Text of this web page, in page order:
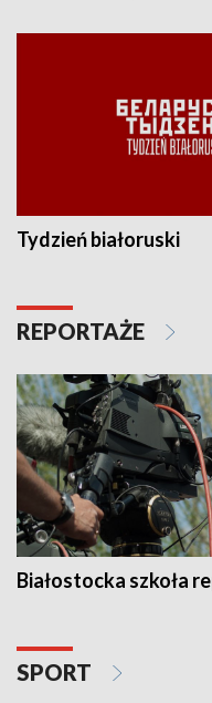
Tydzień białoruski
REPORTAŻE
Białostocka szkoła
SPORT